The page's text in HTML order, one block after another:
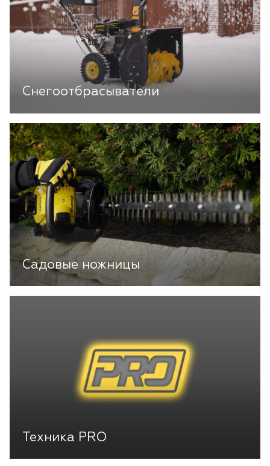
Снегоотбрасыватели
Садовые ножницы
Техника PRO